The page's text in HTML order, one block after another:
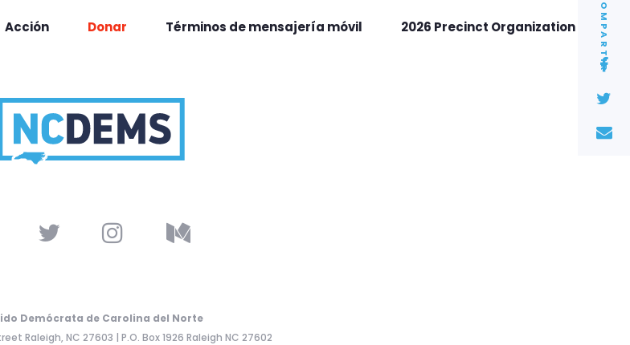
COMPARTIR
Acción Donar Términos de mensajería móvil 2026 Precinct Organization
Demócrata de Carolina del Norte
Raleigh, NC 27603 | P.O. Box 1926 Raleigh NC 27602